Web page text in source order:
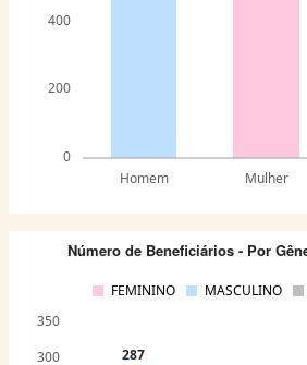
0
200
400
Homem Mulher
287
Número de Beneficiários - Por
FEMININO MASCULINO
300
350